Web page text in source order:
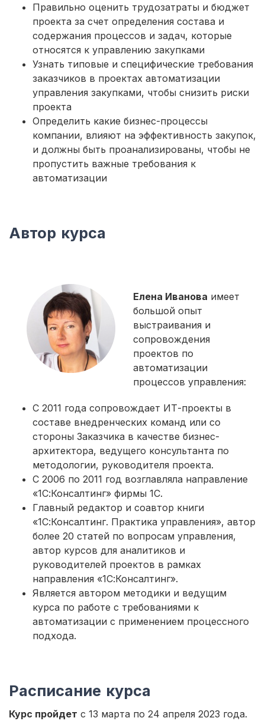
Правильно оценить трудозатраты и бюджет
проекта за счет определения состава и
содержания процессов и задач, которые
относятся к управлению закупками
Узнать типовые и специфические требования
заказчиков в проектах автоматизации
управления закупками, чтобы снизить риски
проекта
Определить какие бизнес-процессы
компании, влияют на эффективность закупок,
и должны быть проанализированы, чтобы не
пропустить важные требования к
автоматизации
Автор курса
Елена Иванова имеет
большой опыт
выстраивания и
сопровождения
проектов по
автоматизации
процессов управления:
С 2011 года сопровождает ИТ-проекты в
составе внедренческих команд или со
стороны Заказчика в качестве бизнес-
архитектора, ведущего консультанта по
методологии, руководителя проекта.
С 2006 по 2011 год возглавляла направление
«1С:Консалтинг» фирмы 1С.
Главный редактор и соавтор книги
«1С:Консалтинг. Практика управления», автор
более 20 статей по вопросам управления,
автор курсов для аналитиков и
руководителей проектов в рамках
направления «1С:Консалтинг».
Является автором методики и ведущим
курса по работе с требованиями к
автоматизации с применением процессного
подхода.
Расписание курса
Курс пройдет с 13 марта по 24 апреля 2023 года.